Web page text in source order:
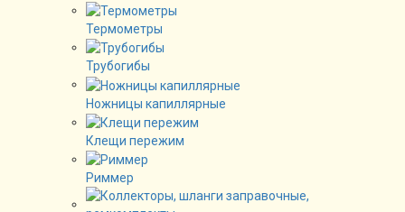
Термометры
Трубогибы
Ножницы капиллярные
Клещи пережим
Риммер